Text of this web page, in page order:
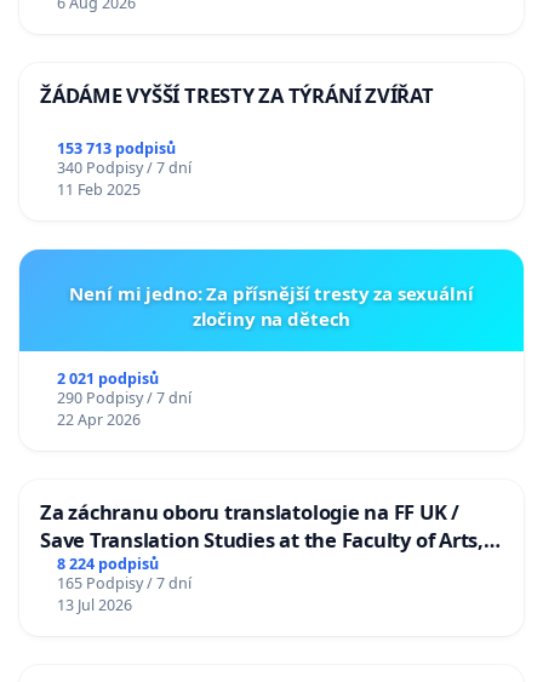
ŽÁDÁME VYŠŠÍ TRESTY ZA TÝRÁNÍ ZVÍŘAT
153 713 podpisů
340 Podpisy / 7 dní
11 Feb 2025
Není mi jedno: Za přísnější tresty za sexuální
zločiny na dětech
2 021 podpisů
290 Podpisy / 7 dní
22 Apr 2026
Za záchranu oboru translatologie na FF UK /
Save Translation Studies at the Faculty of Arts,
Charles University
8 224 podpisů
165 Podpisy / 7 dní
13 Jul 2026